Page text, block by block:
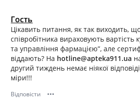
Гость
Цікавить питання, як так виходить,
співробітника вираховують вартість
та управління фармацією”, але
віддають? На hotline@apteka911.ua
другий тиждень немає ніякої
міри!!!
Відповісти •••